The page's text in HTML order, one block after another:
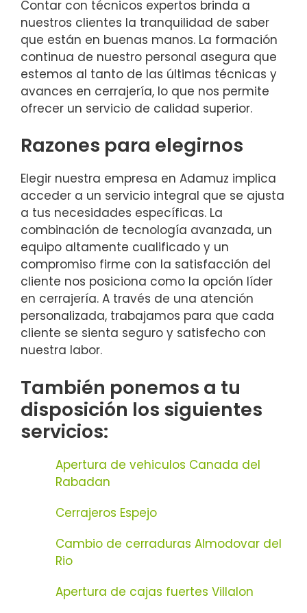
Contar con técnicos expertos brinda a
nuestros clientes la tranquilidad de saber
que están en buenas manos. La formación
continua de nuestro personal asegura que
estemos al tanto de las últimas técnicas y
avances en cerrajería, lo que nos permite
ofrecer un servicio de calidad superior.
Razones para elegirnos
Elegir nuestra empresa en Adamuz implica
acceder a un servicio integral que se ajusta
a tus necesidades específicas. La
combinación de tecnología avanzada, un
equipo altamente cualificado y un
compromiso firme con la satisfacción del
cliente nos posiciona como la opción líder
en cerrajería. A través de una atención
personalizada, trabajamos para que cada
cliente se sienta seguro y satisfecho con
nuestra labor.
También ponemos a tu
disposición los siguientes
servicios:
Apertura de vehiculos Canada del
Rabadan
Cerrajeros Espejo
Cambio de cerraduras Almodovar del
Rio
Apertura de cajas fuertes Villalon